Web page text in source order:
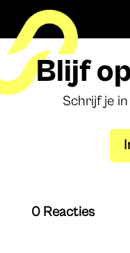
Blijf
Schrijf je
0 Reacties